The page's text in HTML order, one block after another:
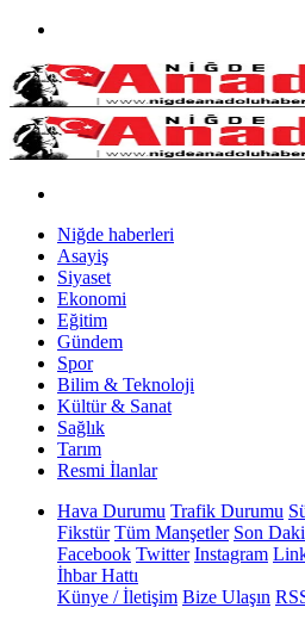
Niğde haberleri
Asayiş
Siyaset
Ekonomi
Eğitim
Gündem
Spor
Bilim & Teknoloji
Kültür & Sanat
Sağlık
Tarım
Resmi İlanlar
Hava Durumu Trafik Durumu
Fikstür Tüm Manşetler Son
Facebook Twitter Instagram
İhbar Hattı
Künye / İletişim Bize Ulaşın